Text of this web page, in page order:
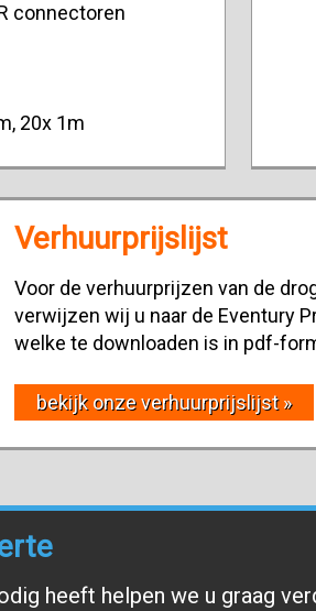
connectoren
20x 1m
Verhuurprijslijst
Voor de verhuurprijzen van de
verwijzen wij u naar de Eventury
welke te downloaden is in pdf-
bekijk onze verhuurprijslijst »
heeft helpen we u graag